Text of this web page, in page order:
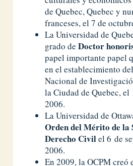
de Quebec, Quebec y
franceses, el 7 de
La Universidad de
grado deDoctor
papel importante papel
en el establecimiento
Nacional de
la Ciudad de Quebec, el
2006.
La Universidad de
Orden del Mérito de la
Derecho Civilel 6 de
2006.
En 2009, la OCPM creó